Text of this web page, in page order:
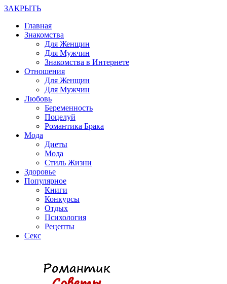
ЗАКРЫТЬ
Главная
Знакомства
Для Женщин
Для Мужчин
Знакомства в Интернете
Отношения
Для Женщин
Для Мужчин
Любовь
Беременность
Поцелуй
Романтика Брака
Мода
Диеты
Мода
Стиль Жизни
Здоровье
Популярное
Книги
Конкурсы
Отдых
Психология
Рецепты
Секс